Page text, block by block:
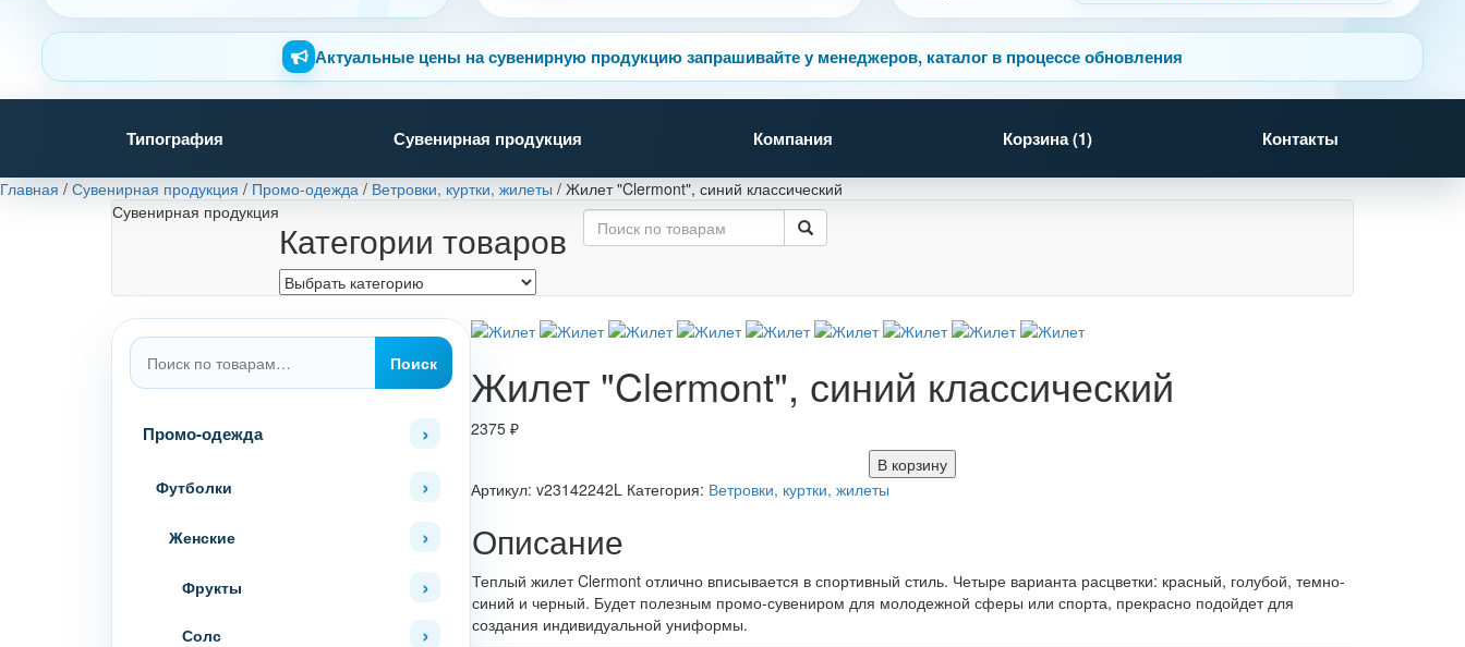
Актуальные цены на сувенирную продукцию запрашивайте у менеджеров, каталог в процессе обновления
Типография Сувенирная продукция Компания Корзина (1) Контакты
Главная / Сувенирная продукция / Промо-одежда / Ветровки, куртки, жилеты / Жилет "Clermont", синий классический
Сувенирная продукция
Категории товаров
Искать:
Поиск
Промо-одежда
Футболки
Женские
Фрукты
Солс
Жилет "Clermont", синий классический
2375 ₽
В корзину
Артикул: v23142242L Категория: Ветровки, куртки, жилеты
Описание
Теплый жилет Clermont отлично вписывается в спортивный стиль. Четыре варианта расцветки: красный, голубой, темно-
синий и черный. Будет полезным промо-сувениром для молодежной сферы или спорта, прекрасно подойдет для
создания индивидуальной униформы.